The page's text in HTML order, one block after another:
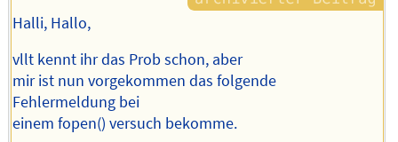
Halli, Hallo,
vllt kennt ihr das Prob schon, aber
mir ist nun vorgekommen das folgende
Fehlermeldung bei
einem fopen() versuch bekomme.